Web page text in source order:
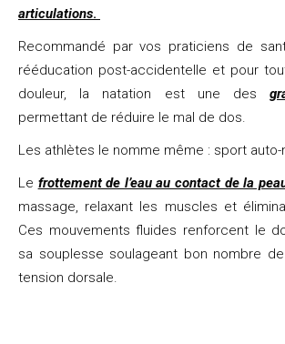
articulations.
Recommandé par vos praticiens de
rééducation post-accidentelle et pour
douleur, la natation est une des
permettant de réduire le mal de dos.
Les athlètes le nomme même : sport auto-
Le frottement de l’eau au contact de la
massage, relaxant les muscles et
Ces mouvements fluides renforcent le
sa souplesse soulageant bon nombre
tension dorsale.